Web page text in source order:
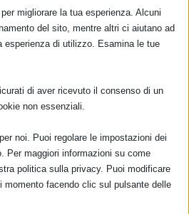
migliorare la tua esperienza. Alcuni
del sito, mentre altri ci aiutano ad
esperienza di utilizzo. Esamina le tue
di aver ricevuto il consenso di un
non essenziali.
noi. Puoi regolare le impostazioni dei
Per maggiori informazioni su come
politica sulla privacy. Puoi modificare
momento facendo clic sul pulsante delle